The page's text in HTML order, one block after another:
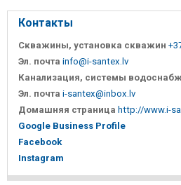
Контакты
Скважины, установка скважин
Эл. почта info@i-santex.lv
Канализация, системы
Эл. почта i-santex@inbox.lv
Домашняя страница http://www.i-
Google Business Profile
Facebook
Instagram